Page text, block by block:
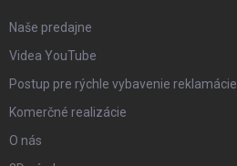
Naše predajne
Videa YouTube
Postup pre rýchle vybavenie reklamácie
Komerčné realizácie
O nás